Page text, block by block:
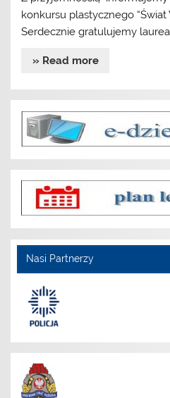
konkursu plastycznego “Świat
Serdecznie gratulujemy
» Read more
Nasi Partnerzy